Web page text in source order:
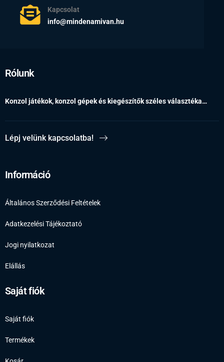
Kapcsolat
info@mindenamivan.hu
Rólunk
Konzol játékok, konzol gépek és kiegészítők széles választéka…
Lépj velünk kapcsolatba!
Információ
Általános Szerződési Feltételek
Adatkezelési Tájékoztató
Jogi nyilatkozat
Elállás
Saját fiók
Saját fiók
Termékek